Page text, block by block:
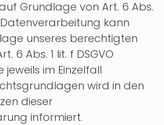
Grundlage von Art. 6 Abs.
Datenverarbeitung kann
unseres berechtigten
6 Abs. 1 lit. f DSGVO
im Einzelfall
wird in den
dieser
informiert.